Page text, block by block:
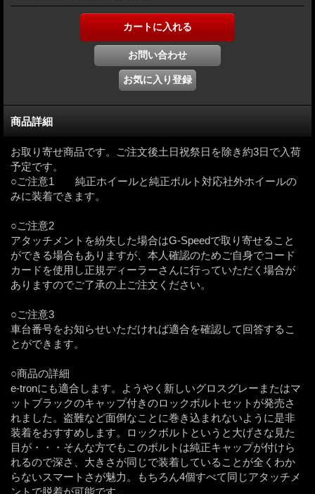
商品詳細
お取り寄せ商品です。ご注文後土日祝祭日を除き約3日で入荷
予定です。
○ご注意1 純正ホイールと純正ボルト対応社外ホイールの
みに装着できます。
○ご注意2
アタッチメントを紛失した場合はG-Speedで取り寄せること
ができる場合もありますが、本人確認のためご自身でコード
カードを使用し正規ディーラーさんに行っていただく場合が
ありますのでご了承の上ご注文ください。
○ご注意3
車台番号をお知らせいただければ適合を確認して回答するこ
とができます。
○商品の詳細
e-tronにも適合します。ようやく新しいグロスグレーまたはマ
ットブラックのキャップ付きのロックボルトセットが発売さ
れました。盗難など面倒なことに巻き込まれないように是非
装着をおすすめします。ロックボルトというと大げさな見た
目が・・・そんな方でもこのボルトは純正キャップが付けら
れるので深さ、大きさが同じで装着していることが全くわか
らないスマートさが魅力。もちろん4個すべて同じアタッチメ
ントで脱着が可能です。